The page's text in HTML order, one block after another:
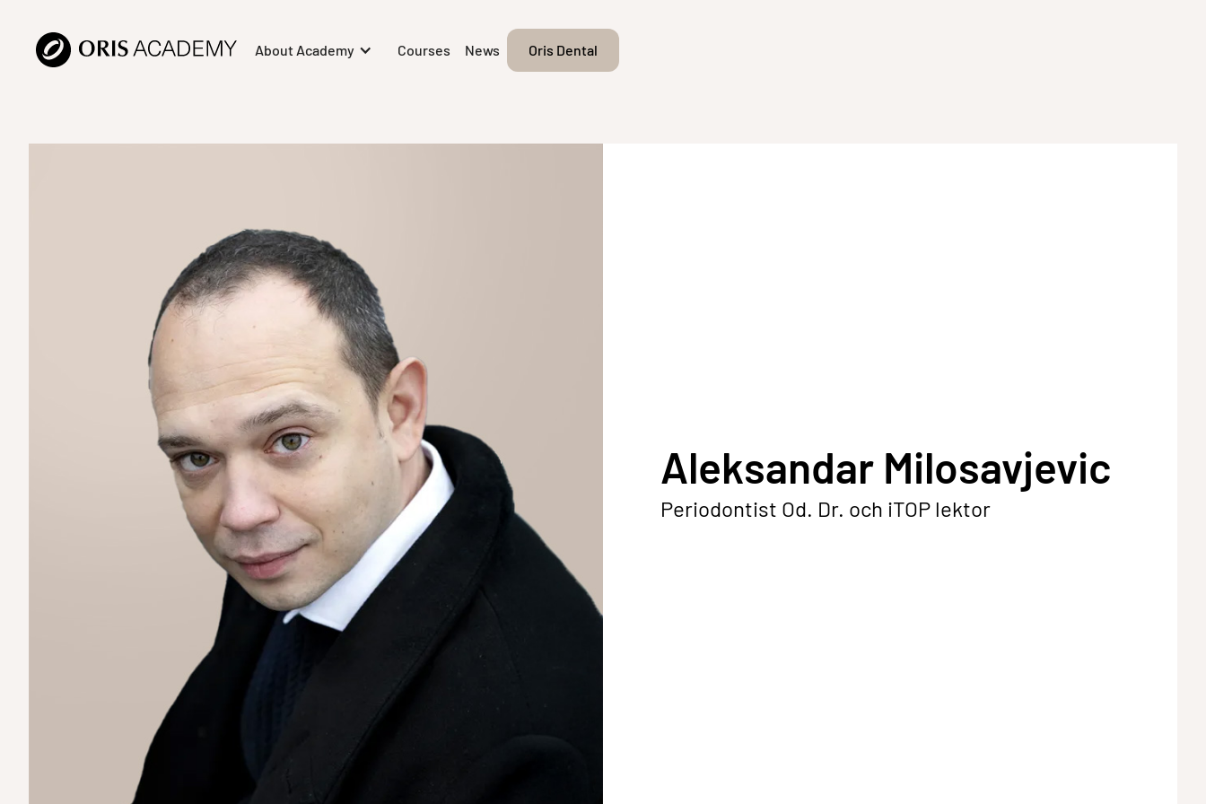
About Academy Courses News Oris Dental
Aleksandar Milosavjevic
Periodontist Od. Dr. och iTOP lektor